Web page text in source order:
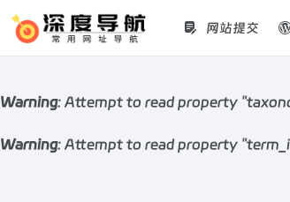
Warning: Attempt to read property
Warning: Attempt to read property
网站提交